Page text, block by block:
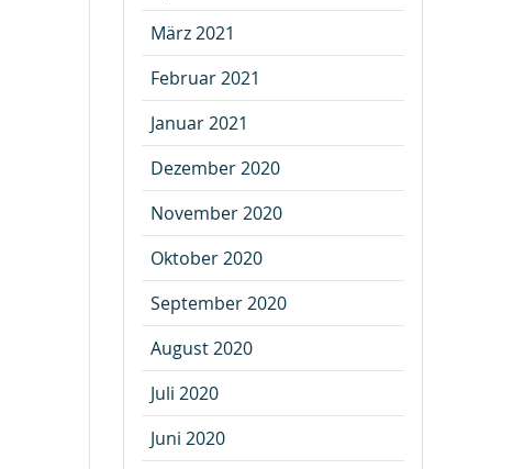
März 2021
Februar 2021
Januar 2021
Dezember 2020
November 2020
Oktober 2020
September 2020
August 2020
Juli 2020
Juni 2020